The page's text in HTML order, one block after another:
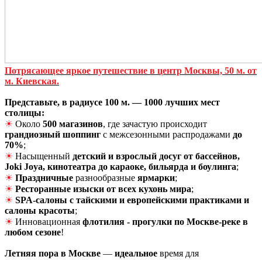
Потрясающее яркое путешествие в центр Москвы, 50 м. от
м. Киевская.
Представьте, в радиусе 100 м.— 1000 лучших мест
столицы:
☀ Около 500 магазинов, где зачастую происходит
грандиозный шоппинг с межсезонными распродажами до
70%;
☀ Насыщенный детский и взрослый досуг от бассейнов,
Joki Joya, кинотеатра до караоке, бильярда и боулинга;
☀ Праздничные разнообразные ярмарки;
☀ Ресторанные изыски от всех кухонь мира;
☀ SPA-салоны с тайскими и европейскими практиками и
салоны красоты;
☀ Инновационная флотилия - прогулки по Москве-реке в
любом сезоне!
Летняя пора в Москве — идеальное время для